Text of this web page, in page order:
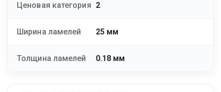
Ценовая категория 2
Ширина ламелей 25 мм
Толщина ламелей 0.18 мм